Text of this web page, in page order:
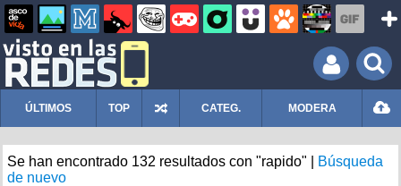
ÚLTIMOS TOP CATEG. MODERA
Se han encontrado 132 resultados con "rapido" |
Búsqueda
de nuevo